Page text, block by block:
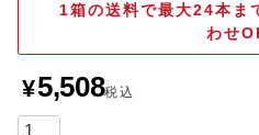
1箱の送料で最大24本ま
わせ
¥5,508税込